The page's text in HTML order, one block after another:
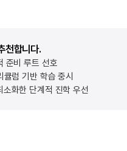
천합니다.
준비 루트 선호
럼 기반 학습 중시
소화한 단계적 진학 우선